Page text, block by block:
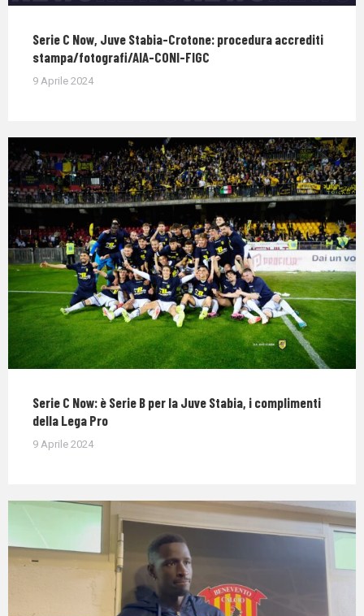
Serie C Now, Juve Stabia-Crotone: procedura accrediti
stampa/fotografi/AIA-CONI-FIGC
9 Aprile 2024
Serie C Now: è Serie B per la Juve Stabia, i complimenti
della Lega Pro
9 Aprile 2024